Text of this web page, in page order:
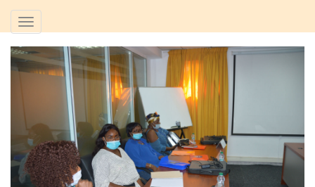
Toggle
navigation